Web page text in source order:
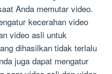
Anda memutar video.
kecerahan video
video asli untuk
dihasilkan tidak terlalu
juga dapat mengatur